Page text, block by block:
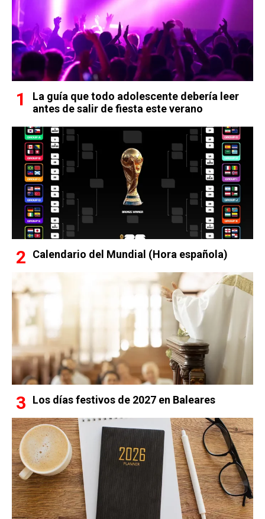
La guía que todo adolescente debería leer
antes de salir de fiesta este verano
Calendario del Mundial (Hora española)
Los días festivos de 2027 en Baleares